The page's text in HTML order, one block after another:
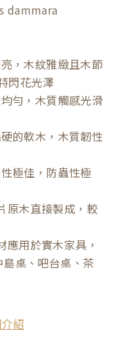
dammara
，木紋雅緻且木節
閃花光澤
勻，木質觸感光滑
的軟木，木質韌性
極佳，防蟲性極
原木直接製成，較
應用於實木家具，
桌、吧台桌、茶
紹